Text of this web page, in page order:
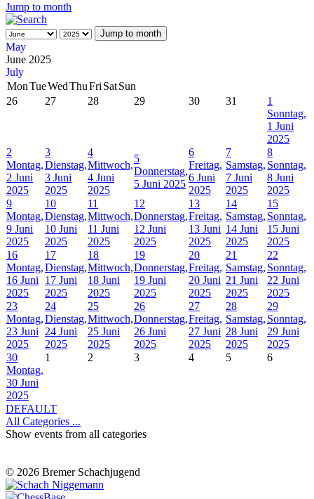
Jump to month
Jump to month
May
June 2025
July
MonTueWedThuFri SatSun
26
27 28 29 30 31
1
Sonntag,
1 Juni
2025
2
Montag,
2 Juni
2025
3
Dienstag,
3 Juni
2025
4
Mittwoch,
4 Juni
2025
5
Donnerstag,
5 Juni 2025
6
Freitag,
6 Juni
2025
7
Samstag,
7 Juni
2025
8
Sonntag,
8 Juni
2025
9
Montag,
9 Juni
2025
10
Dienstag,
10 Juni
2025
11
Mittwoch,
11 Juni
2025
12
Donnerstag,
12 Juni
2025
13
Freitag,
13 Juni
2025
14
Samstag,
14 Juni
2025
15
Sonntag,
15 Juni
2025
16
Montag,
16 Juni
2025
17
Dienstag,
17 Juni
2025
18
Mittwoch,
18 Juni
2025
19
Donnerstag,
19 Juni
2025
20
Freitag,
20 Juni
2025
21
Samstag,
21 Juni
2025
22
Sonntag,
22 Juni
2025
23
Montag,
23 Juni
2025
24
Dienstag,
24 Juni
2025
25
Mittwoch,
25 Juni
2025
26
Donnerstag,
26 Juni
2025
27
Freitag,
27 Juni
2025
28
Samstag,
28 Juni
2025
29
Sonntag,
29 Juni
2025
30
Montag,
30 Juni
2025
1 2 3 4 5 6
DEFAULT
All Categories ...
Show events from all categories
© 2026 Bremer Schachjugend